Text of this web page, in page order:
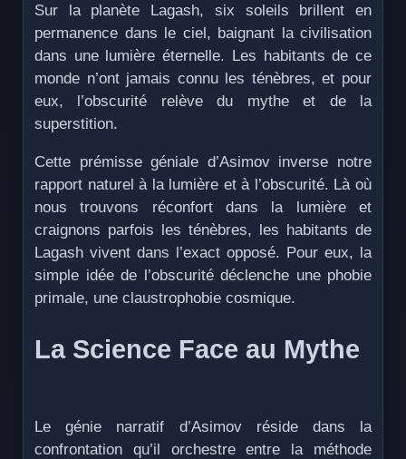
Sur la planète Lagash, six soleils brillent en
permanence dans le ciel, baignant la civilisation
dans une lumière éternelle. Les habitants de ce
monde n’ont jamais connu les ténèbres, et pour
eux, l’obscurité relève du mythe et de la
superstition.
Cette prémisse géniale d’Asimov inverse notre
rapport naturel à la lumière et à l’obscurité. Là où
nous trouvons réconfort dans la lumière et
craignons parfois les ténèbres, les habitants de
Lagash vivent dans l’exact opposé. Pour eux, la
simple idée de l’obscurité déclenche une phobie
primale, une claustrophobie cosmique.
La Science Face au Mythe
Le génie narratif d’Asimov réside dans la
confrontation qu’il orchestre entre la méthode